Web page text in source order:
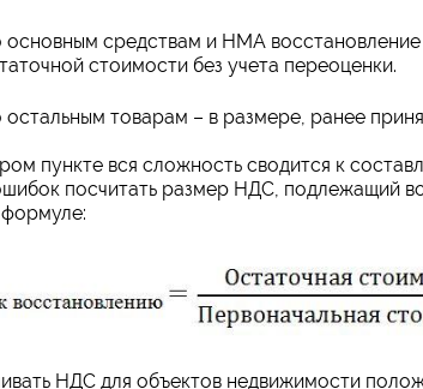
основным средствам и НМА
стоимости без учета переоценки.
остальным товарам – в размере, ранее
пункте вся сложность сводится к
посчитать размер НДС, подлежащий
НДС для объектов недвижимости